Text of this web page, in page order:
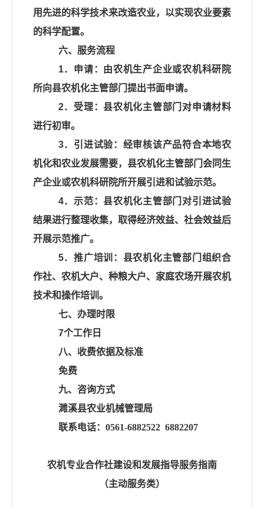
用先进的科学技术来改造农业，以实现农业要素
的科学配置。
六、服务流程
1．申请：由农机生产企业或农机科研院
所向县农机化主管部门提出书面申请。
2．受理：县农机化主管部门对申请材料
进行初审。
3．引进试验：经审核该产品符合本地农
机化和农业发展需要，县农机化主管部门会同生
产企业或农机科研院所开展引进和试验示范。
4．示范：县农机化主管部门对引进试验
结果进行整理收集，取得经济效益、社会效益后
开展示范推广。
5．推广培训：县农机化主管部门组织合
作社、农机大户、种粮大户、家庭农场开展农机
技术和操作培训。
七、办理时限
7个工作日
八、收费依据及标准
免费
九、咨询方式
濉溪县农业机械管理局
联系电话： 0561-6882522 6882207
农机专业合作社建设和发展指导服务指南
（主动服务类）